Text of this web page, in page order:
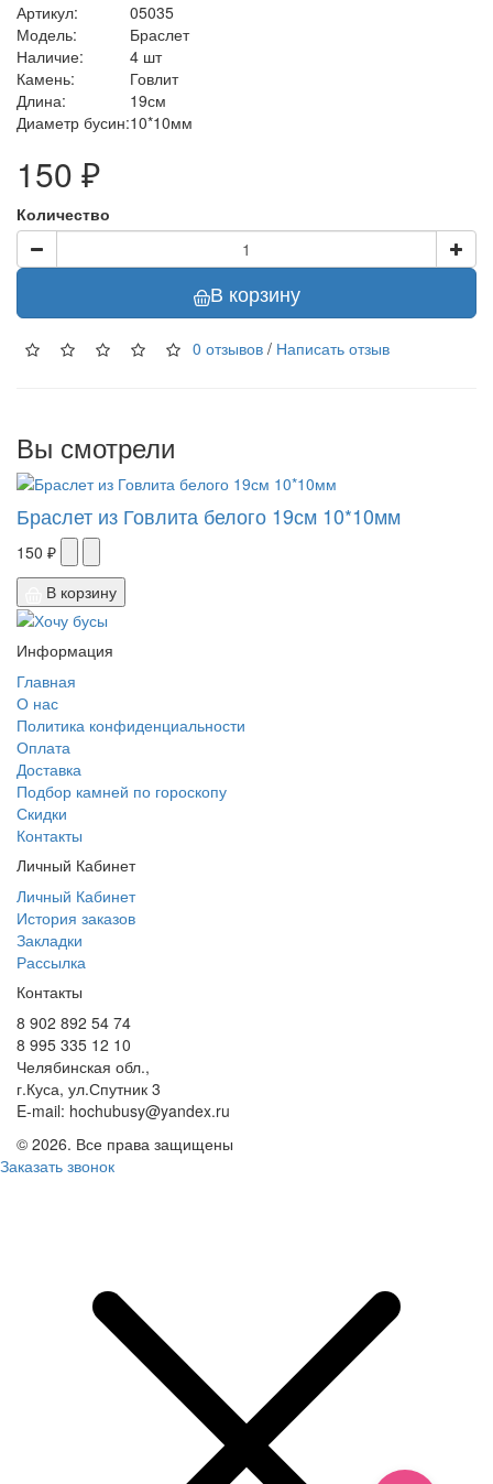
Артикул:
05035
Модель:
Браслет
Наличие:
4 шт
Камень:
Говлит
Длина:
19см
Диаметр бусин:10*10мм
150 ₽
Количество
В корзину
0 отзывов / Написать отзыв
Вы смотрели
Браслет из Говлита белого 19см 10*10мм
150 ₽
В корзину
Информация
Главная
О нас
Политика конфиденциальности
Оплата
Доставка
Подбор камней по гороскопу
Скидки
Контакты
Личный Кабинет
Личный Кабинет
История заказов
Закладки
Рассылка
Контакты
8 902 892 54 74
8 995 335 12 10
Челябинская обл.,
г.Куса, ул.Спутник 3
E-mail: hochubusy@yandex.ru
© 2026. Все права защищены
Заказать звонок